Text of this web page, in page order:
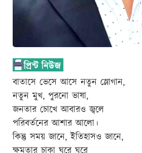
বাতাসে ভেসে আসে নতুন স্লোগান,
নতুন মুখ, পুরনো ভাষা,
জনতার চোখে আবারও জ্বলে
পরিবর্তনের আশার আলো।
কিন্তু সময় জানে, ইতিহাসও জানে,